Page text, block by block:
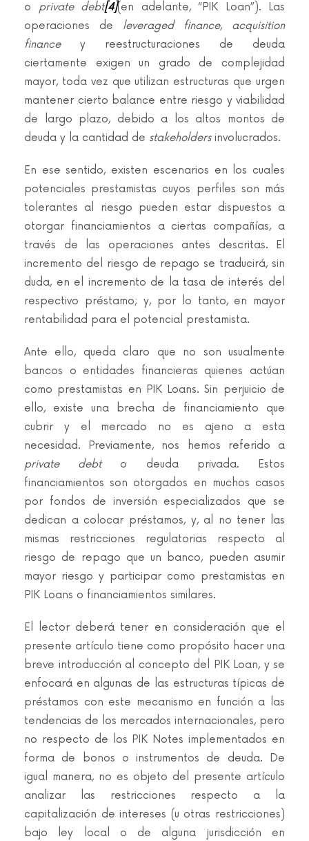
o private debt[4](en adelante, “PIK Loan”). Las
operaciones de leveraged finance, acquisition
financey reestructuraciones de deuda
ciertamente exigen un grado de complejidad
mayor, toda vez que utilizan estructuras que urgen
mantener cierto balance entre riesgo y viabilidad
de largo plazo, debido a los altos montos de
deuda y la cantidad de stakeholdersinvolucrados.
En ese sentido, existen escenarios en los cuales
potenciales prestamistas cuyos perfiles son más
tolerantes al riesgo pueden estar dispuestos a
otorgar financiamientos a ciertas compañías, a
través de las operaciones antes descritas. El
incremento del riesgo de repago se traducirá, sin
duda, en el incremento de la tasa de interés del
respectivo préstamo; y, por lo tanto, en mayor
rentabilidad para el potencial prestamista.
Ante ello, queda claro que no son usualmente
bancos o entidades financieras quienes actúan
como prestamistas en PIK Loans. Sin perjuicio de
ello, existe una brecha de financiamiento que
cubrir y el mercado no es ajeno a esta
necesidad. Previamente, nos hemos referido a
private debto deuda privada. Estos
financiamientos son otorgados en muchos casos
por fondos de inversión especializados que se
dedican a colocar préstamos, y, al no tener las
mismas restricciones regulatorias respecto al
riesgo de repago que un banco, pueden asumir
mayor riesgo y participar como prestamistas en
PIK Loans o financiamientos similares.
El lector deberá tener en consideración que el
presente artículo tiene como propósito hacer una
breve introducción al concepto del PIK Loan, y se
enfocará en algunas de las estructuras típicas de
préstamos con este mecanismo en función a las
tendencias de los mercados internacionales, pero
no respecto de los PIK Notes implementados en
forma de bonos o instrumentos de deuda. De
igual manera, no es objeto del presente artículo
analizar las restricciones respecto a la
capitalización de intereses (u otras restricciones)
bajo ley local o de alguna jurisdicción en